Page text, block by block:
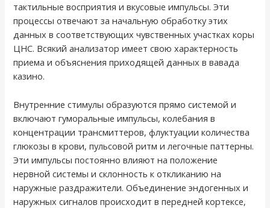
тактильные восприятия и вкусовые импульсы. Эти
процессы отвечают за начальную обработку этих
данных в соответствующих чувственных участках коры
ЦНС. Всякий анализатор имеет свою характерность
приема и объяснения приходящей данных в вавада
казино.
Внутренние стимулы образуются прямо системой и
включают гуморальные импульсы, колебания в
концентрации трансмиттеров, флуктуации количества
глюкозы в крови, пульсовой ритм и легочные паттерны.
Эти импульсы постоянно влияют на положение
нервной системы и склонность к откликанию на
наружные раздражители. Объединение эндогенных и
наружных сигналов происходит в передней кортексе,